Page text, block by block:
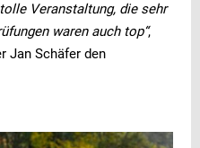
Veranstaltung, die sehr
waren auch top“,
Jan Schäfer den